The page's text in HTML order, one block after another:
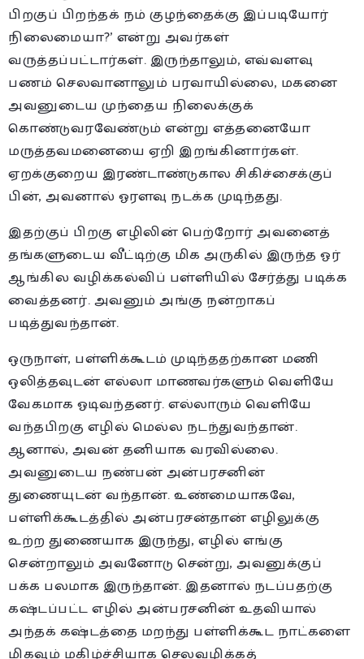
பிறகுப் பிறந்தக் நம் குழந்தைக்கு இப்படியோர்
நிலைமையா?’ என்று அவர்கள்
வருத்தப்பட்டார்கள். இருந்தாலும், எவ்வளவு
பணம் செலவானாலும் பரவாயில்லை, மகனை
அவனுடைய முந்தைய நிலைக்குக்
கொண்டுவரவேண்டும் என்று எத்தனையோ
மருத்தவமனையை ஏறி இறங்கினார்கள்.
ஏறக்குறைய இரண்டாண்டுகால சிகிச்சைக்குப்
பின், அவனால் ஓரளவு நடக்க முடிந்தது.
இதற்குப் பிறகு எழிலின் பெற்றோர் அவனைத்
தங்களுடைய வீட்டிற்கு மிக அருகில் இருந்த ஓர்
ஆங்கில வழிக்கல்விப் பள்ளியில் சேர்த்து படிக்க
வைத்தனர். அவனும் அங்கு நன்றாகப்
படித்துவந்தான்.
ஒருநாள், பள்ளிக்கூடம் முடிந்ததற்கான மணி
ஒலித்தவுடன் எல்லா மாணவர்களும் வெளியே
வேகமாக ஓடிவந்தனர். எல்லாரும் வெளியே
வந்தபிறகு எழில் மெல்ல நடந்துவந்தான்.
ஆனால், அவன் தனியாக வரவில்லை.
அவனுடைய நண்பன் அன்பரசனின்
துணையுடன் வந்தான். உண்மையாகவே,
பள்ளிக்கூடத்தில் அன்பரசன்தான் எழிலுக்கு
உற்ற துணையாக இருந்து, எழில் எங்கு
சென்றாலும் அவனோடு சென்று, அவனுக்குப்
பக்க பலமாக இருந்தான். இதனால் நடப்பதற்கு
கஷ்டப்பட்ட எழில் அன்பரசனின் உதவியால்
அந்தக் கஷ்டத்தை மறந்து பள்ளிக்கூட நாட்களை
மிகவும் மகிழ்ச்சியாக செலவழிக்கத்